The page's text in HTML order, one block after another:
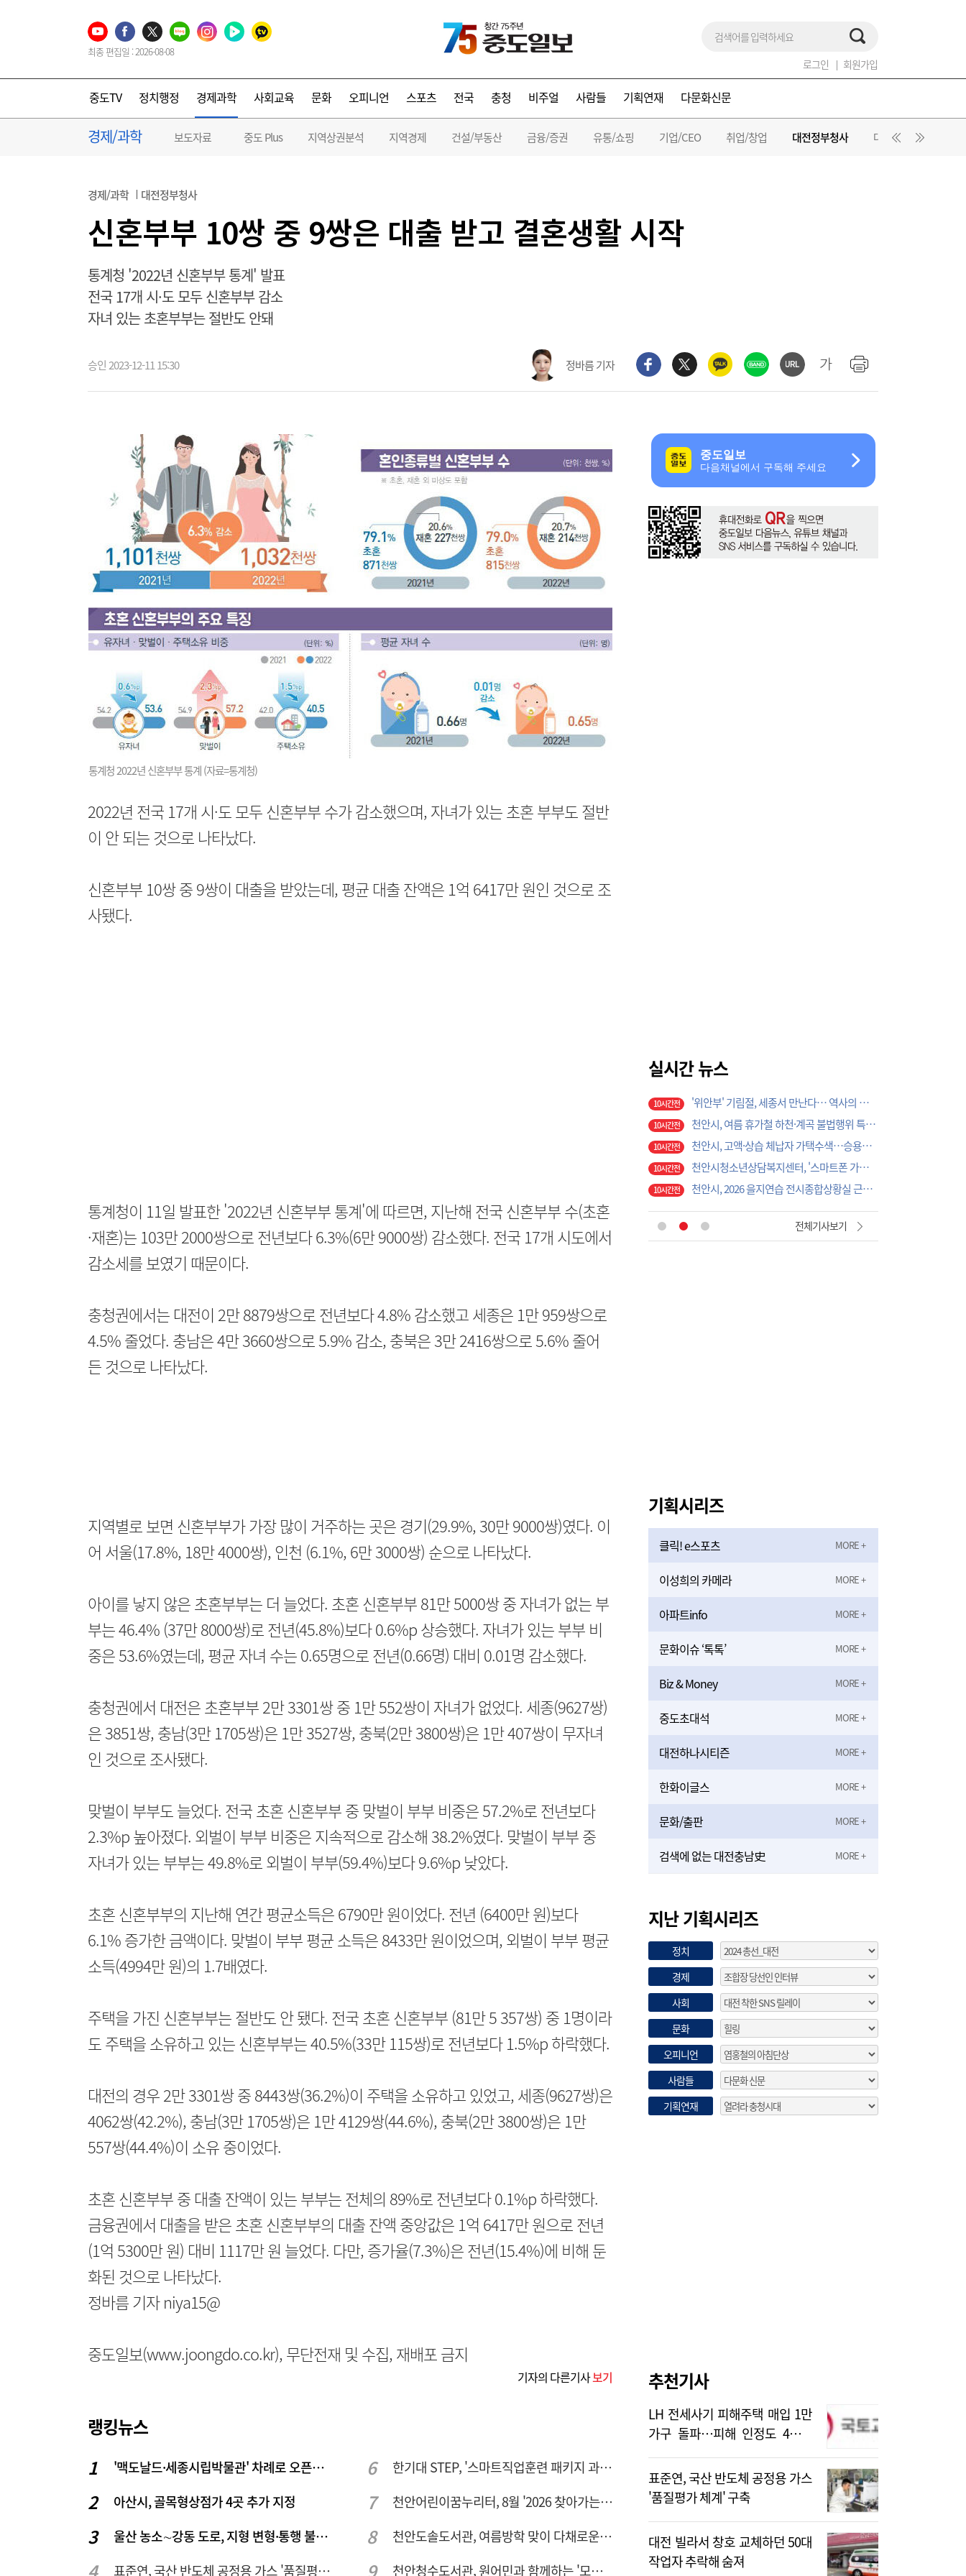
최종 편집일 : 2026-08-08
로그인 회원가입
중도TV 정치행정 경제과학 사회교육 문화 오피니언 스포츠 전국 충청 비주얼 사람들 기획연재 다문화신문
경제/과학 보도자료 중도 Plus 지역상권분석 지역경제 건설/부동산 금융/증권 유통/쇼핑 기업/CEO 취업/창업 대전정부청사 대덕특구
경제/과학 대전정부청사
신혼부부 10쌍 중 9쌍은 대출 받고 결혼생활 시작
통계청 '2022년 신혼부부 통계' 발표
전국 17개 시·도 모두 신혼부부 감소
자녀 있는 초혼부부는 절반도 안돼
승인 2023-12-11 15:30 정바름 기자
통계청 2022년 신혼부부 통계 (자료=통계청)
2022년 전국 17개 시·도 모두 신혼부부 수가 감소했으며, 자녀가 있는 초혼 부부도 절반
이 안 되는 것으로 나타났다.
신혼부부 10쌍 중 9쌍이 대출을 받았는데, 평균 대출 잔액은 1억 6417만 원인 것으로 조
사됐다.
통계청이 11일 발표한 '2022년 신혼부부 통계'에 따르면, 지난해 전국 신혼부부 수(초혼
·재혼)는 103만 2000쌍으로 전년보다 6.3%(6만 9000쌍) 감소했다. 전국 17개 시도에서
감소세를 보였기 때문이다.
충청권에서는 대전이 2만 8879쌍으로 전년보다 4.8% 감소했고 세종은 1만 959쌍으로
4.5% 줄었다. 충남은 4만 3660쌍으로 5.9% 감소, 충북은 3만 2416쌍으로 5.6% 줄어
든 것으로 나타났다.
지역별로 보면 신혼부부가 가장 많이 거주하는 곳은 경기(29.9%, 30만 9000쌍)였다. 이
어 서울(17.8%, 18만 4000쌍), 인천 (6.1%, 6만 3000쌍) 순으로 나타났다.
아이를 낳지 않은 초혼부부는 더 늘었다. 초혼 신혼부부 81만 5000쌍 중 자녀가 없는 부
부는 46.4% (37만 8000쌍)로 전년(45.8%)보다 0.6%p 상승했다. 자녀가 있는 부부 비
중은 53.6%였는데, 평균 자녀 수는 0.65명으로 전년(0.66명) 대비 0.01명 감소했다.
충청권에서 대전은 초혼부부 2만 3301쌍 중 1만 552쌍이 자녀가 없었다. 세종(9627쌍)
은 3851쌍, 충남(3만 1705쌍)은 1만 3527쌍, 충북(2만 3800쌍)은 1만 407쌍이 무자녀
인 것으로 조사됐다.
맞벌이 부부도 늘었다. 전국 초혼 신혼부부 중 맞벌이 부부 비중은 57.2%로 전년보다
2.3%p 높아졌다. 외벌이 부부 비중은 지속적으로 감소해 38.2%였다. 맞벌이 부부 중
자녀가 있는 부부는 49.8%로 외벌이 부부(59.4%)보다 9.6%p 낮았다.
초혼 신혼부부의 지난해 연간 평균소득은 6790만 원이었다. 전년 (6400만 원)보다
6.1% 증가한 금액이다. 맞벌이 부부 평균 소득은 8433만 원이었으며, 외벌이 부부 평균
소득(4994만 원)의 1.7배였다.
주택을 가진 신혼부부는 절반도 안 됐다. 전국 초혼 신혼부부 (81만 5 357쌍) 중 1명이라
도 주택을 소유하고 있는 신혼부부는 40.5%(33만 115쌍)로 전년보다 1.5%p 하락했다.
대전의 경우 2만 3301쌍 중 8443쌍(36.2%)이 주택을 소유하고 있었고, 세종(9627쌍)은
4062쌍(42.2%), 충남(3만 1705쌍)은 1만 4129쌍(44.6%), 충북(2만 3800쌍)은 1만
557쌍(44.4%)이 소유 중이었다.
초혼 신혼부부 중 대출 잔액이 있는 부부는 전체의 89%로 전년보다 0.1%p 하락했다.
금융권에서 대출을 받은 초혼 신혼부부의 대출 잔액 중앙값은 1억 6417만 원으로 전년
(1억 5300만 원) 대비 1117만 원 늘었다. 다만, 증가율(7.3%)은 전년(15.4%)에 비해 둔
화된 것으로 나타났다.
정바름 기자 niya15@
중도일보(www.joongdo.co.kr), 무단전재 및 수집, 재배포 금지
기자의 다른기사보기
랭킹뉴스
'맥도날드·세종시립박물관' 차례로 오픈… 고운동 정주여건 좋아진다
아산시, 골목형상점가 4곳 추가 지정
울산 농소∼강동 도로, 지형 변형·통행 불편 해법 찾는다
표준연, 국산 반도체 공정용 가스 '품질평가 체계' 구축
한기대 STEP, '스마트직업훈련 패키지 과정 3기' 모집
천안어린이꿈누리터, 8월 '2026 찾아가는 팝업놀이터' 운영
천안도솔도서관, 여름방학 맞이 다채로운 독서문화 프로그램 운영
천안청수도서관, 원어민과 함께하는 '모든 영어 모든 독서' 운영
실시간 뉴스
5시간전 보령댐노인복지관, 폭염 대비 건강교육 실시
10시간전 천안시, 여름 휴가철 하천·계곡 불법행위 특별단속
10시간전 천안시, 고액·상습 체납자 가택수색…승용차 압류·공매 착수
10시간전 천안시청소년상담복지센터, '스마트폰 가족치유캠프' 운영
10시간전 천안시, 2026 을지연습 전시종합상황실 근무자 사전교육
10시간전 천안시, 광덕면 물놀이 관리지역 현장 안전점검 실시
2시간전 충주시시설관리공단, 재난안전통신망 정기교신…현장 대응체계 강화
3시간전
전체기사보기
기획시리즈
클릭! e스포츠
이성희의 카메라
아파트info
문화이슈 ‘톡톡’
Biz & Money
중도초대석
대전하나시티즌
한화이글스
문화/출판
검색에 없는 대전충남史
지난 기획시리즈
정치
경제
사회
문화
오피니언
사람들
기획연재
추천기사
LH 전세사기 피해주택 매입 1만
가구 돌파…피해 인정도 4만건
넘어
표준연, 국산 반도체 공정용 가스
'품질평가 체계' 구축
대전 빌라서 창호 교체하던 50대
작업자 추락해 숨져